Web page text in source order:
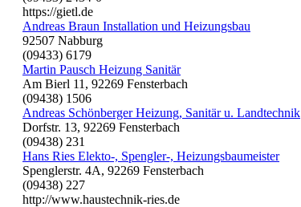
https://gietl.de
Andreas Braun Installation und Heizungsbau
92507 Nabburg
(09433) 6179
Martin Pausch Heizung Sanitär
Am Bierl 11, 92269 Fensterbach
(09438) 1506
Andreas Schönberger Heizung, Sanitär u. Landtechnik
Dorfstr. 13, 92269 Fensterbach
(09438) 231
Hans Ries Elekto-, Spengler-, Heizungsbaumeister
Spenglerstr. 4A, 92269 Fensterbach
(09438) 227
http://www.haustechnik-ries.de